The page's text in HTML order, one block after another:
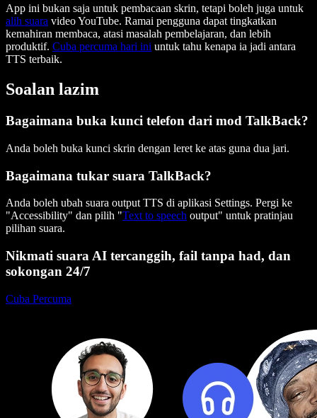
App ini bukan saja untuk pembacaan skrin, tetapi boleh juga untuk
alih suara video YouTube. Ramai pengguna dapat tingkatkan
kemahiran membaca, atasi masalah pembelajaran, dan lebih
produktif. Cuba percuma hari ini untuk tahu kenapa ia jadi antara
TTS terbaik.
Soalan lazim
Bagaimana buka kunci telefon dari mod TalkBack?
Anda boleh buka kunci skrin dengan leret ke atas guna dua jari.
Bagaimana tukar suara TalkBack?
Anda boleh ubah suara output TTS di aplikasi Settings. Pergi ke
"Accessibility" dan pilih "Text to speech output" untuk pratinjau
pilihan suara.
Nikmati suara AI tercanggih, fail tanpa had, dan
sokongan 24/7
Cuba Percuma